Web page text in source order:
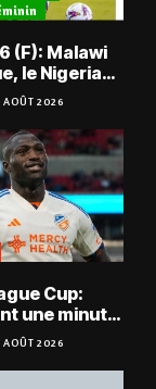
(F): Malawi
le Nigeria
AOÛT 2026
Cup:
une minute
Kévin
AOÛT 2026